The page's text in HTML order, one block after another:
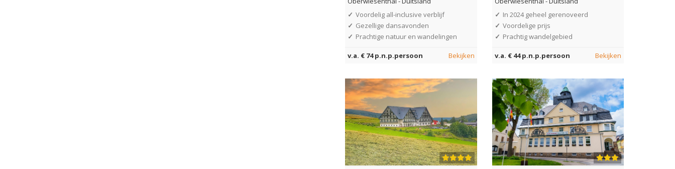
✓ Voordelig all-inclusive verblijf
✓ Gezellige dansavonden
✓ Prachtige natuur en wandelingen
v.a. € 74 p.n.p.persoon Bekijken
✓ In 2024 geheel gerenoveerd
✓ Voordelige prijs
✓ Prachtig wandelgebied
v.a. € 44 p.n.p.persoon Bekijken